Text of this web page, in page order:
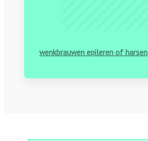
wenkbrauwen epileren of harsen